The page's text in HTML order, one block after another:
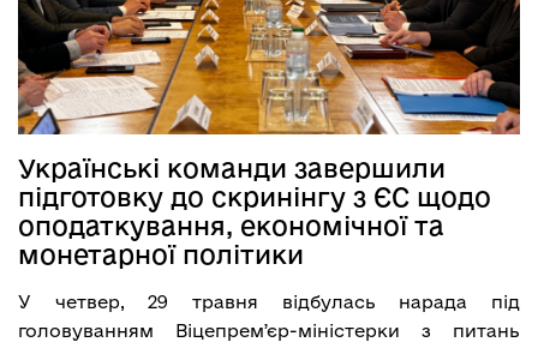
Українські команди завершили
підготовку до скринінгу з ЄС щодо
оподаткування, економічної та
монетарної політики
У четвер, 29 травня відбулась нарада під
головуванням Віцепремʼєр-міністерки з питань